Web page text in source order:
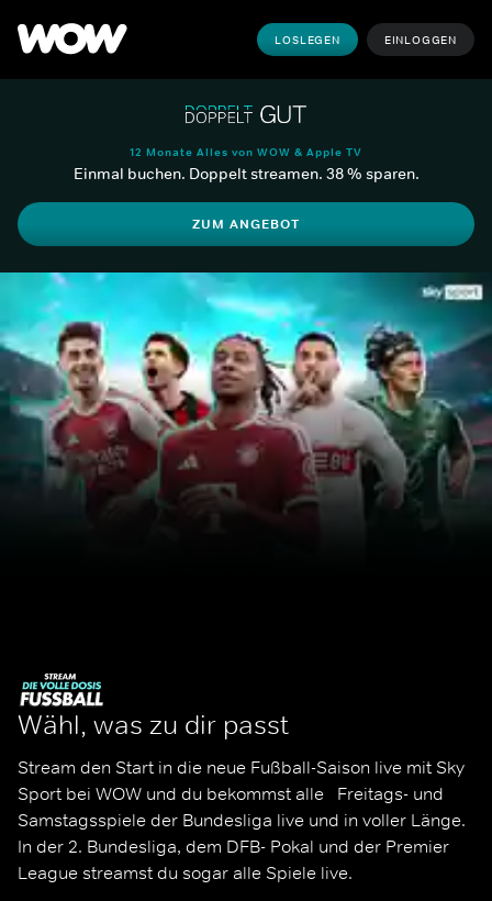
LOSLEGEN EINLOGGEN
12 Monate Alles von WOW & Apple TV
Einmal buchen. Doppelt streamen. 38 % sparen.
ZUM ANGEBOT
Wähl, was zu dir passt
Stream den Start in die neue Fußball-Saison live mit Sky
Sport bei WOW und du bekommst alle   Freitags- und
Samstagsspiele der Bundesliga live und in voller Länge.
In der 2. Bundesliga, dem DFB- Pokal und der Premier
League streamst du sogar alle Spiele live.